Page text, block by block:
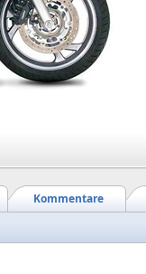
Kommentare